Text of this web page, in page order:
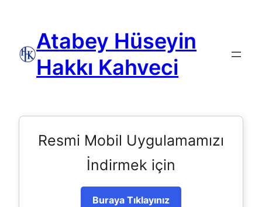
Atabey Hüseyin
Hakkı Kahveci
Resmi Mobil Uygulamamızı
İndirmek için
Buraya Tıklayınız